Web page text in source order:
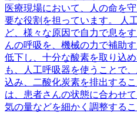
医療現場において、人の命を
要な役割を担っています。 人
ど、様々な原因で自力で息を
んの呼吸を、機械の力で補助
低下し、十分な酸素を取り込
も、人工呼吸器を使うことで
込み、二酸化炭素を排出する
は、患者さんの状態に合わせ
気の量などを細かく調整する